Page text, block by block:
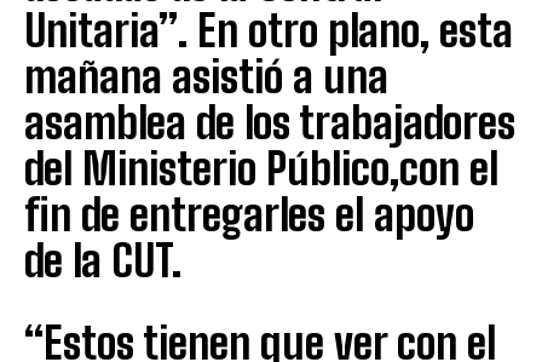
Unitaria”. En otro plano, esta
mañana asistió a una
asamblea de los trabajadores
del Ministerio Público,con el
fin de entregarles el apoyo
de la CUT.
“Estos tienen que ver con el